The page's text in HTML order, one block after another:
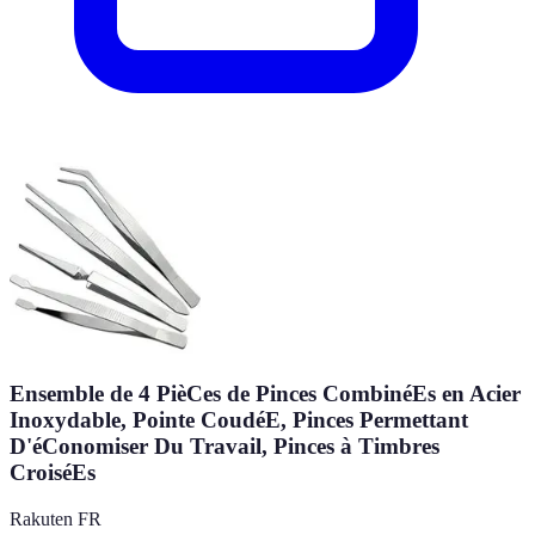
Ensemble de 4 PièCes de Pinces CombinéEs en Acier
Inoxydable, Pointe CoudéE, Pinces Permettant
D'éConomiser Du Travail, Pinces à Timbres
CroiséEs
Rakuten FR